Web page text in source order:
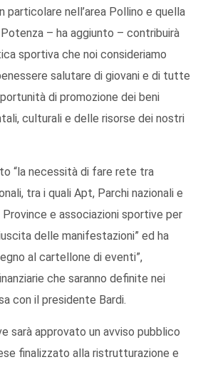
particolare nell’area Pollino e quella
– ha aggiunto – contribuirà
sportiva che noi consideriamo
salutare di giovani e di tutte
di promozione dei beni
culturali e delle risorse dei nostri
“la necessità di fare rete tra
tra i quali Apt, Parchi nazionali e
Province e associazioni sportive per
delle manifestazioni” ed ha
al cartellone di eventi”,
che saranno definite nei
con il presidente Bardi.
sarà approvato un avviso pubblico
finalizzato alla ristrutturazione e